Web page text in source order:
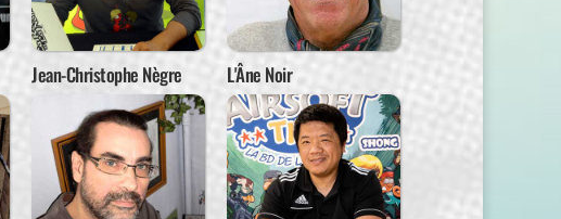
Jean-Christophe Nègre L'Âne Noir